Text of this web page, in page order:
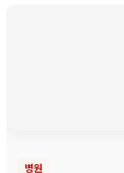
병원